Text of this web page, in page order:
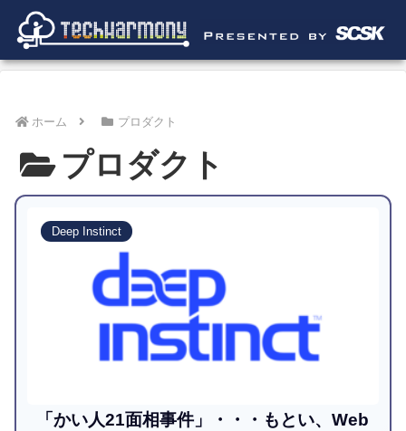
ホーム プロダクト
プロダクト
Deep Instinct
「かい人21面相事件」・・・もとい、Web